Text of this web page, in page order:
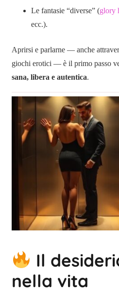
Le fantasie “diverse” (glory
ecc.).
Aprirsi e parlarne — anche
giochi erotici — è il primo passo
sana, libera e autentica.
Il
nella vita